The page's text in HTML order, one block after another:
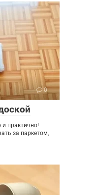
0
и практично!
за паркетом,